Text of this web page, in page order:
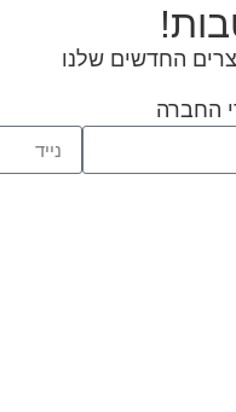
החדשים שלנו
החברה